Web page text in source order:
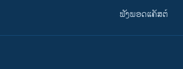
ຟັງພອດແຄັສຕ໌